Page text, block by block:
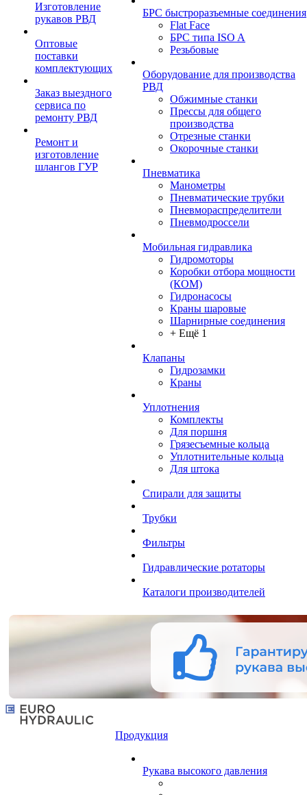
Изготовление
рукавов РВД
Оптовые
поставки
комплектующих
Заказ выездного
сервиса по
ремонту РВД
Ремонт и
изготовление
шлангов ГУР
БРС быстроразъемные соединения
Flat Face
БРС типа ISO A
Резьбовые
Оборудование для производства
РВД
Обжимные станки
Прессы для общего
производства
Отрезные станки
Окорочные станки
Пневматика
Манометры
Пневматические трубки
Пневмораспределители
Пневмодроссели
Мобильная гидравлика
Гидромоторы
Коробки отбора мощности
(КОМ)
Гидронасосы
Краны шаровые
Шарнирные соединения
+ Ещё 1
Клапаны
Гидрозамки
Краны
Уплотнения
Комплекты
Для поршня
Грязесъемные кольца
Уплотнительные кольца
Для штока
Спирали для защиты
Трубки
Фильтры
Гидравлические ротаторы
Каталоги производителей
Продукция
Рукава высокого давления